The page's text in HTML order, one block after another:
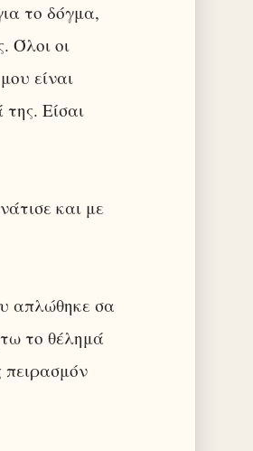
το δόγμα,
Όλοι οι
είναι
Είσαι
και με
απλώθηκε σα
το θέλημά
πειρασμόν